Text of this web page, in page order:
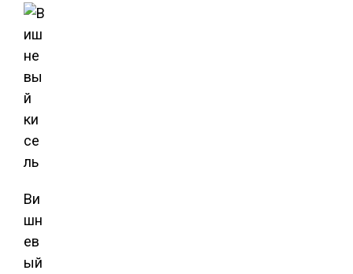
Ви
шн
ев
ый